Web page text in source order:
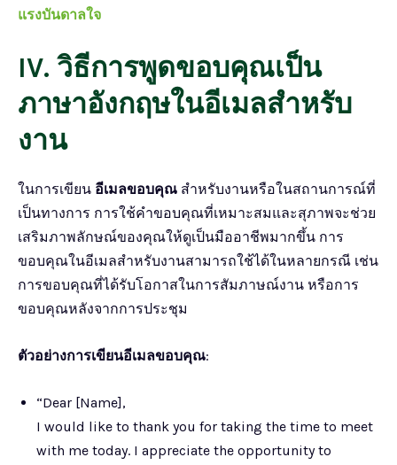
แรงบันดาลใจ
IV. วิธีการพูดขอบคุณเป็น
ภาษาอังกฤษในอีเมลสำหรับ
งาน
ในการเขียน อีเมลขอบคุณ สำหรับงานหรือในสถานการณ์ที่
เป็นทางการ การใช้คำขอบคุณที่เหมาะสมและสุภาพจะช่วย
เสริมภาพลักษณ์ของคุณให้ดูเป็นมืออาชีพมากขึ้น การ
ขอบคุณในอีเมลสำหรับงานสามารถใช้ได้ในหลายกรณี เช่น
การขอบคุณที่ได้รับโอกาสในการสัมภาษณ์งาน หรือการ
ขอบคุณหลังจากการประชุม
ตัวอย่างการเขียนอีเมลขอบคุณ:
“Dear [Name],
I would like to thank you for taking the time to meet
with me today. I appreciate the opportunity to